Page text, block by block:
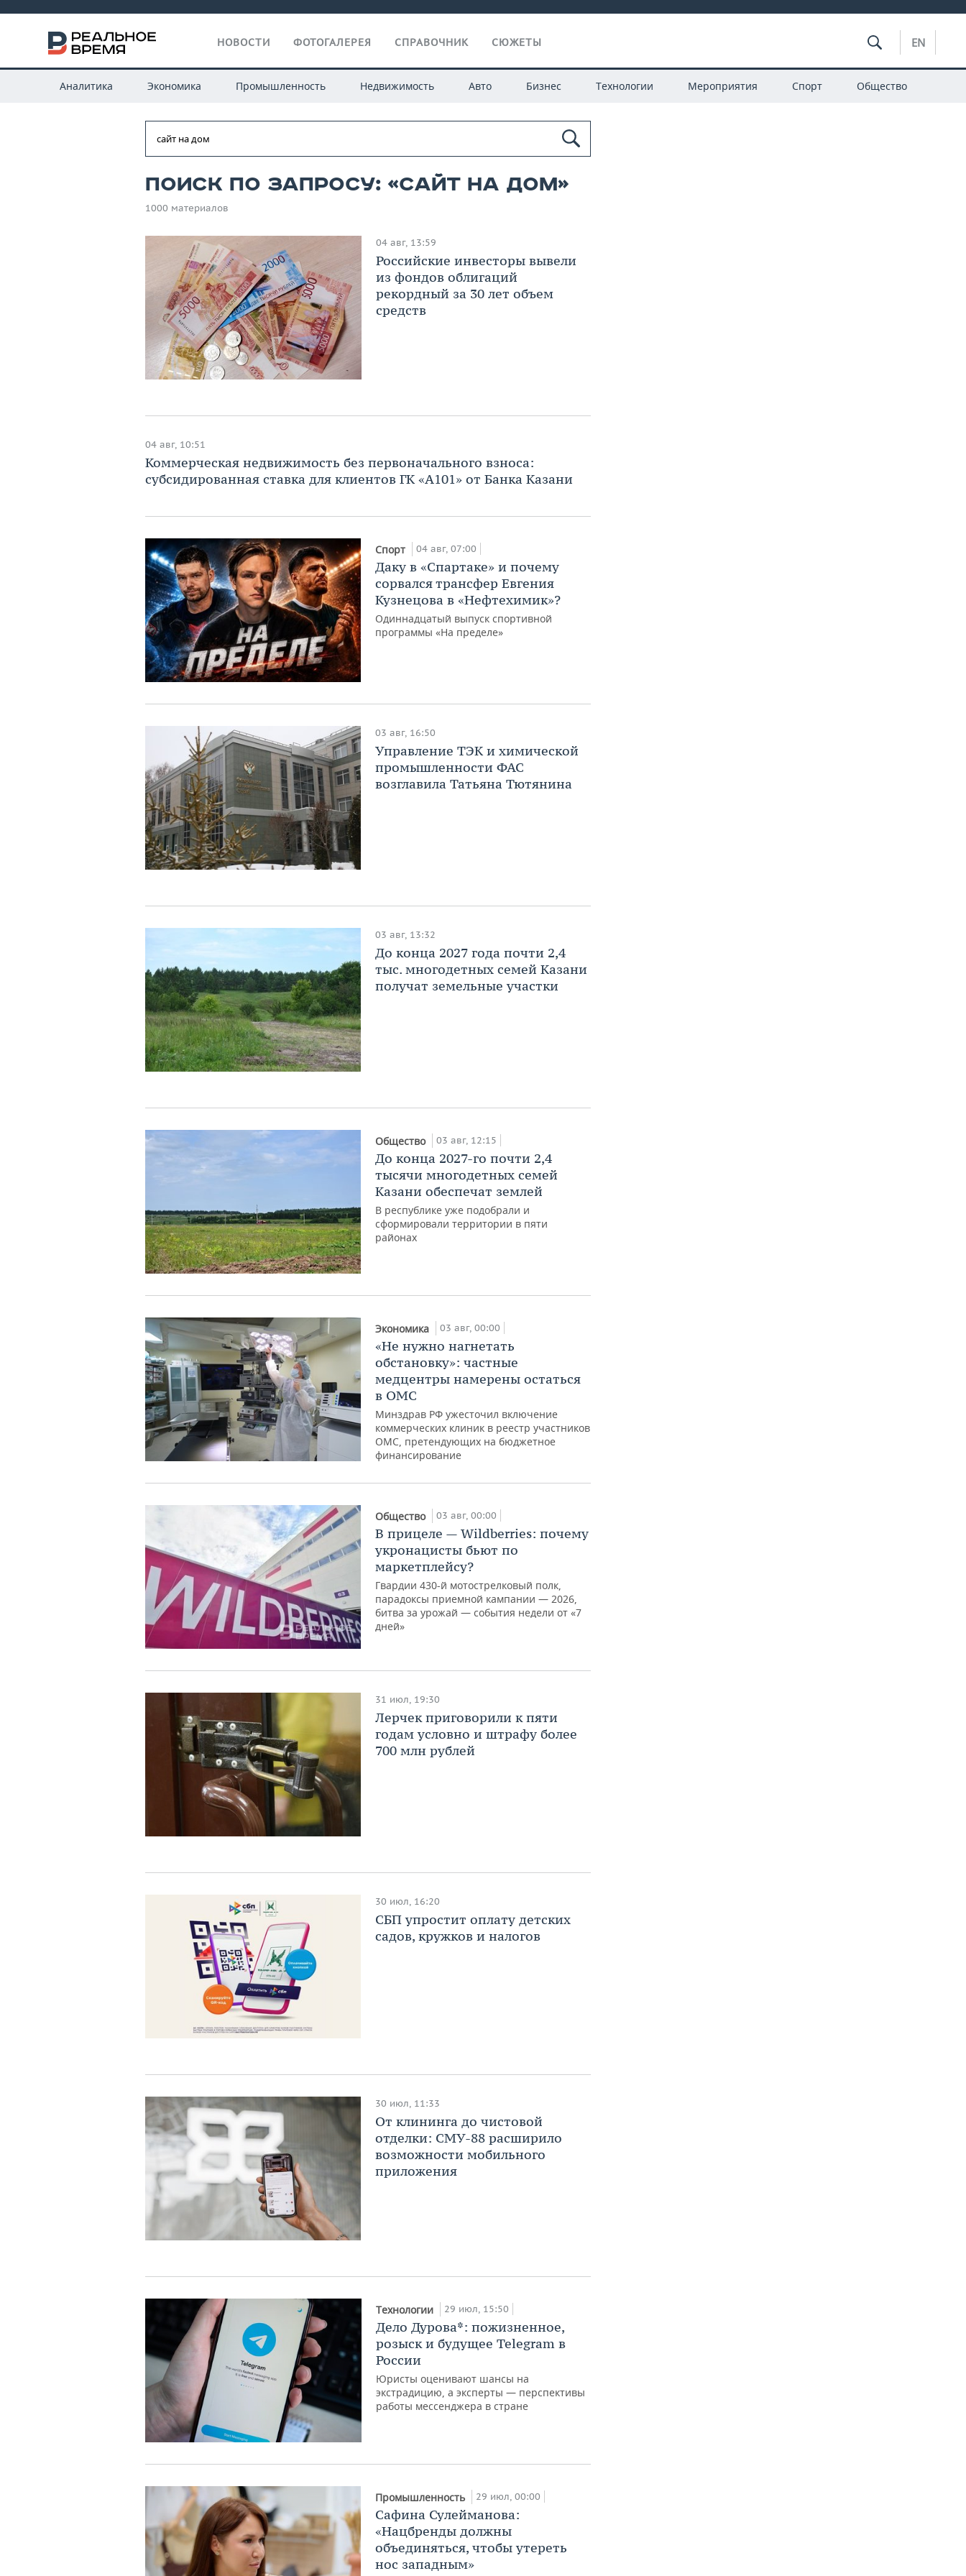
НОВОСТИ ФОТОГАЛЕРЕЯ СПРАВОЧНИК СЮЖЕТЫ EN
Аналитика Экономика Промышленность Недвижимость Авто Бизнес Технологии Мероприятия Спорт Общество
Поиск по запросу: «сайт на дом»
1000 материалов
04 авг, 13:59
Российские инвесторы вывели
из фондов облигаций
рекордный за 30 лет объем
средств
04 авг, 10:51
Коммерческая недвижимость без первоначального взноса:
субсидированная ставка для клиентов ГК «А101» от Банка Казани
Спорт 04 авг, 07:00
Даку в «Спартаке» и почему
сорвался трансфер Евгения
Кузнецова в «Нефтехимик»?
Одиннадцатый выпуск спортивной
программы «На пределе»
03 авг, 16:50
Управление ТЭК и химической
промышленности ФАС
возглавила Татьяна Тютянина
03 авг, 13:32
До конца 2027 года почти 2,4
тыс. многодетных семей Казани
получат земельные участки
Общество 03 авг, 12:15
До конца 2027-го почти 2,4
тысячи многодетных семей
Казани обеспечат землей
В республике уже подобрали и
сформировали территории в пяти
районах
Экономика 03 авг, 00:00
«Не нужно нагнетать
обстановку»: частные
медцентры намерены остаться
в ОМС
Минздрав РФ ужесточил включение
коммерческих клиник в реестр участников
ОМС, претендующих на бюджетное
финансирование
Общество 03 авг, 00:00
В прицеле — Wildberries: почему
укронацисты бьют по
маркетплейсу?
Гвардии 430-й мотострелковый полк,
парадоксы приемной кампании — 2026,
битва за урожай — события недели от «7
дней»
31 июл, 19:30
Лерчек приговорили к пяти
годам условно и штрафу более
700 млн рублей
30 июл, 16:20
СБП упростит оплату детских
садов, кружков и налогов
30 июл, 11:33
От клининга до чистовой
отделки: СМУ-88 расширило
возможности мобильного
приложения
Технологии 29 июл, 15:50
Дело Дурова*: пожизненное,
розыск и будущее Telegram в
России
Юристы оценивают шансы на
экстрадицию, а эксперты — перспективы
работы мессенджера в стране
Промышленность 29 июл, 00:00
Сафина Сулейманова:
«Нацбренды должны
объединяться, чтобы утереть
нос западным»